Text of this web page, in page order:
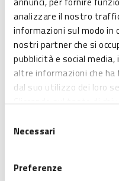
analizzare il nostro
informazioni sul modo in
nostri partner che si
pubblicità e social
altre informazioni che ha
dal suo utilizzo dei loro
necessari.
delNecessari
Preferenze
iniziative che sappiano
videogiochi, dj set e
l’uncinetto in sala durante
Per noi il Cinema non è
guarda un film e si esce.
accogliente, riconoscibile,
MAPPA